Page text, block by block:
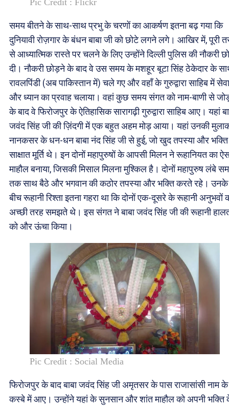
समय बीतने के साथ-साथ प्रभु के चरणों का आकर्षण इतना बढ़ गया कि
दुनियावी रोज़गार के बंधन बाबा जी को छोटे लगने लगे। आखिर में, पूरी
से आध्यात्मिक रास्ते पर चलने के लिए उन्होंने दिल्ली पुलिस की नौकरी
दी। नौकरी छोड़ने के बाद वे उस समय के मशहूर बूटा सिंह ठेकेदार के
रावलपिंडी (अब पाकिस्तान में) चले गए और वहाँ के गुरुद्वारा साहिब में सेवा
और ध्यान का प्रवाह चलाया। वहां कुछ समय संगत को नाम-बाणी से
के बाद वे फिरोजपुर के ऐतिहासिक सारागढ़ी गुरुद्वारा साहिब आए। यहां
जवंद सिंह जी की ज़िंदगी में एक बहुत अहम मोड़ आया। यहां उनकी
नानकसर के धन-धन बाबा नंद सिंह जी से हुई, जो खुद तपस्या और
साक्षात मूर्ति थे। इन दोनों महापुरुषों के आपसी मिलन ने रूहानियत का
माहौल बनाया, जिसकी मिसाल मिलना मुश्किल है। दोनों महापुरुष लंबे
तक साथ बैठे और भगवान की कठोर तपस्या और भक्ति करते रहे। उनके
बीच रूहानी रिश्ता इतना गहरा था कि दोनों एक-दूसरे के रूहानी अनुभवों
अच्छी तरह समझते थे। इस संगत ने बाबा जवंद सिंह जी की रूहानी
को और ऊंचा किया।
Pic Credit : Social Media
फिरोजपुर के बाद बाबा जवंद सिंह जी अमृतसर के पास राजासांसी नाम के
कस्बे में आए। उन्होंने यहां के सुनसान और शांत माहौल को अपनी भक्ति